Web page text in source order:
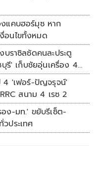
งแคบฮอร์มุซ หาก
อนไขทั้งหมด
ราซิลซัดคนละประตู
รี' เก็บชัยอุ่นเครื่อง 4
4 'เฟอร์-ปัญจรุจน์'
สนาม 4 เรซ 2
ง-มท.' ขยับรีเซ็ต-
ประเทศ